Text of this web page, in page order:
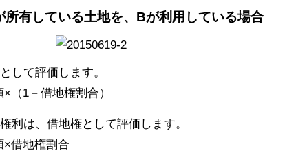
有している土地を、Bが利用している場合
して評価します。
（1－借地権割合）
利は、借地権として評価します。
借地権割合